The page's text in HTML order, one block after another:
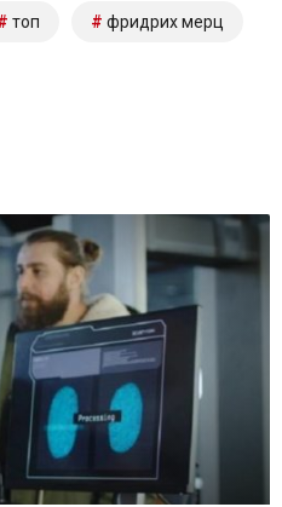
топ фридрих мерц